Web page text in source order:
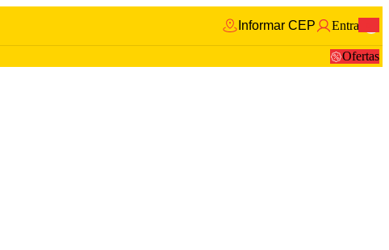
Informar CEP Entrar
Ofertas